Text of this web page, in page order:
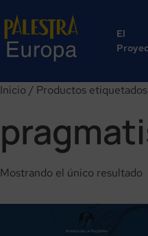
El
Inicio / Productos
Mostrando el único resultado